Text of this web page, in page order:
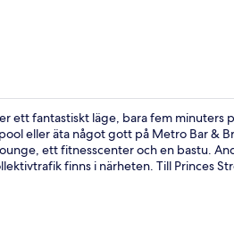
ett fantastiskt läge, bara fem minuters
eller äta något gott på Metro Bar &
ett fitnesscenter och en bastu.
finns i närheten. Till Princes